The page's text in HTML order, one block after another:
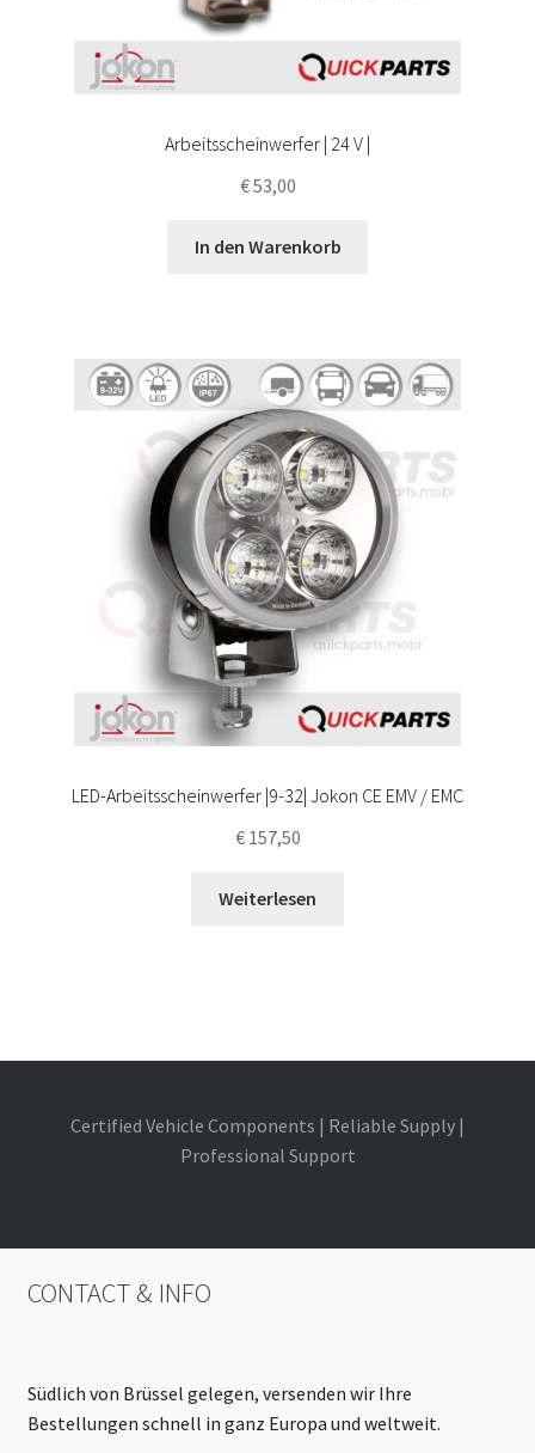
Arbeitsscheinwerfer | 24 V |
€53,00
In den Warenkorb
LED-Arbeitsscheinwerfer |9-32| Jokon CE EMV / EMC
€157,50
Weiterlesen
Certified Vehicle Components | Reliable Supply |
Professional Support
CONTACT & INFO
Südlich von Brüssel gelegen, versenden wir Ihre
Bestellungen schnell in ganz Europa und weltweit.